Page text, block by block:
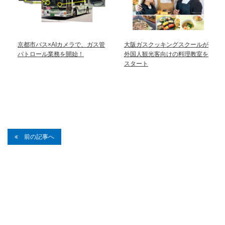
京都市バス×AIカメラで、ガス管
パトロール業務を開始！
大阪ガスクッキングスクールが
外国人観光客向けの料理教室を
スタート
前の記事へ